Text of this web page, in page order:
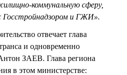
коммунальную сферу,
Госстройнадзором и ГЖИ».
отвечает глава
и одновременно
ЗАЕВ. Глава региона
в этом министерстве: